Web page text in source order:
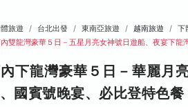
旅遊 台北出發 東南亞旅遊 越南旅遊
下
雙龍灣豪華５日－五星月亮女神號日遊船、夜宴下龍
下龍灣豪華５日－華麗月
國賓號晚宴、必比登特色